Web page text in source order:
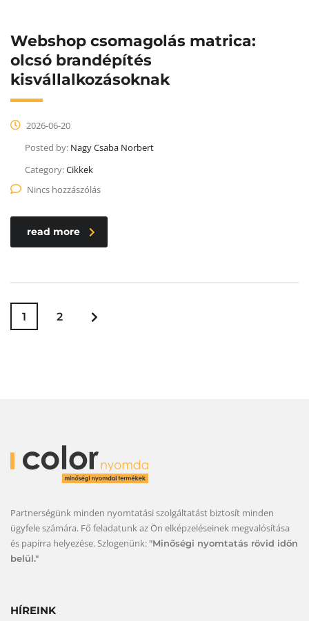
Webshop csomagolás matrica:
olcsó brandépítés
kisvállalkozásoknak
2026-06-20
Posted by: Nagy Csaba Norbert
Category:Cikkek
Nincs hozzászólás
read more
1 2
Partnerségünk minden nyomtatási szolgáltatást biztosít minden
ügyfele számára. Fő feladatunk az Ön elképzeléseinek megvalósítása
és papírra helyezése. Szlogenünk:"Minőségi nyomtatás rövid időn
belül."
HÍREINK